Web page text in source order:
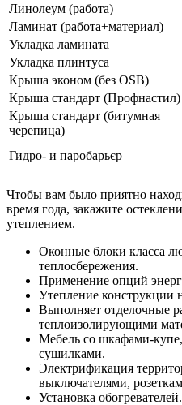
Линолеум (работа)
Ламинат (работа+материал)
Укладка ламината
Укладка плинтуса
Крыша эконом (без OSB)
Крыша стандарт (Профнастил)
Крыша стандарт (битумная
черепица)
Гидро- и паробарьєр
Чтобы вам было приятно
время года, закажите
утеплением.
Оконные блоки класса
теплосбережения.
Применение опций
Утепление конструкции
Выполняет отделочные
теплоизолирующими
Мебель со шкафами-
сушилками.
Электрификация
выключателями,
Установка обогревателей.